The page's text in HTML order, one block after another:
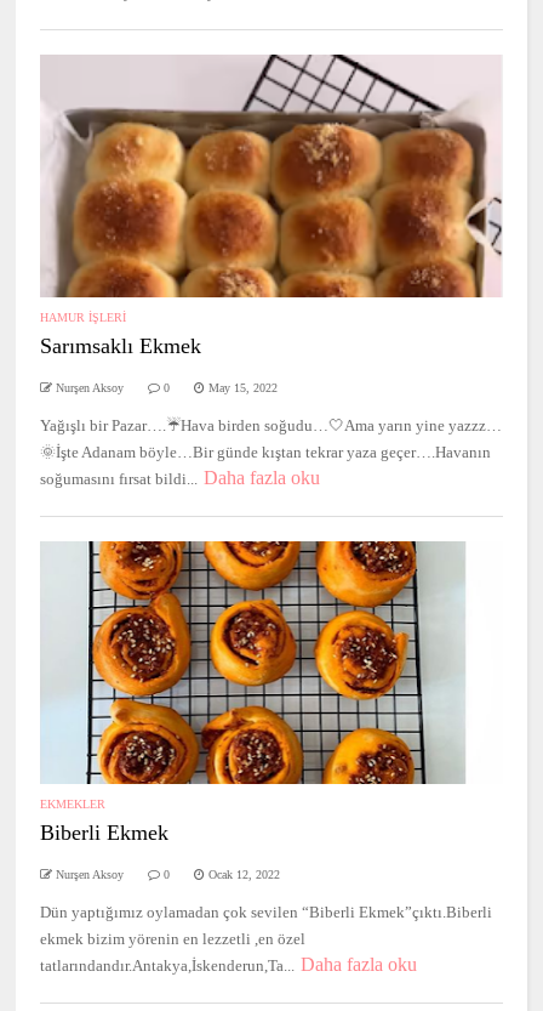
HAMUR İŞLERİ
Sarımsaklı Ekmek
Nurşen Aksoy 0 May 15, 2022
Yağışlı bir Pazar….☔️Hava birden soğudu…🤍Ama yarın yine yazzz…
🌞İşte Adanam böyle…Bir günde kıştan tekrar yaza geçer….Havanın
soğumasını fırsat bildi... Daha fazla oku
EKMEKLER
Biberli Ekmek
Nurşen Aksoy 0 Ocak 12, 2022
Dün yaptığımız oylamadan çok sevilen “Biberli Ekmek”çıktı.Biberli
ekmek bizim yörenin en lezzetli ,en özel
tatlarındandır.Antakya,İskenderun,Ta... Daha fazla oku